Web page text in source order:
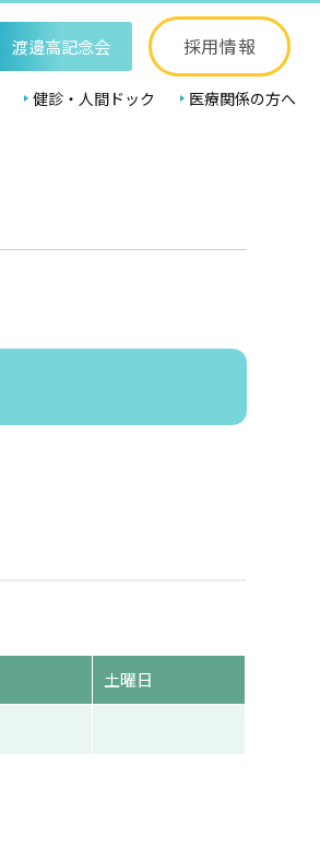
渡邊高記念会 採用情報
健診・人間ドック 医療関係の方へ
土曜日